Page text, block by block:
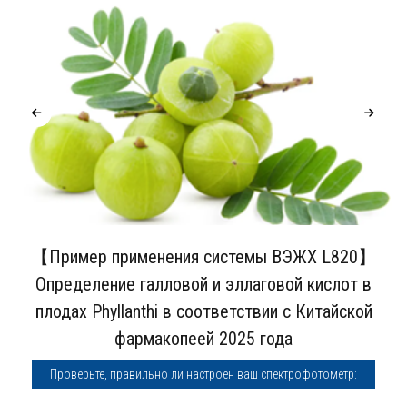
【Пример применения системы ВЭЖХ L820】
Определение галловой и эллаговой кислот в
плодах Phyllanthi в соответствии с Китайской
фармакопеей 2025 года
Проверьте, правильно ли настроен ваш спектрофотометр: